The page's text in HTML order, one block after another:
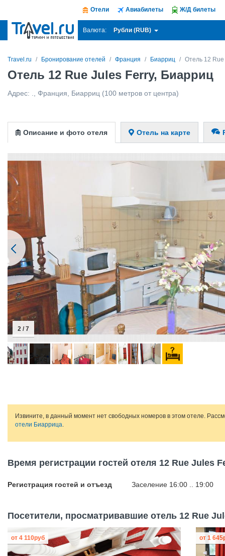
Отели Авиабилеты Ж/Д билеты
Валюта: Рубли (RUB)
Travel.ru Бронирование отелей Франция Биарриц Отель 12
Отель 12 Rue Jules Ferry, Биарриц
Адрес: Франция Биарриц (100 метров от центра)
Описание и фото отеля Отель на карте
2 / 7
Извините, в данный момент нет свободных номеров в этом отеле.
отели Биаррица.
Время регистрации гостей отеля 12 Rue Jules
Регистрация гостей и отъезд Заселение 16:00 .. 19:00
Посетители, просматривавшие отель 12 Rue
от 4 110руб от 1 645